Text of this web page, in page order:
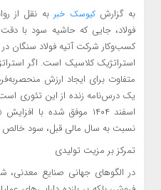
به گزارشکیوسک خبر به نقل از
فولاد، جایی که حاشیه سود با
استراتژیک کلاسیک است. اگر
متفاوت برای ایجاد ارزش
یک درس‌نامه زنده از این تئوری
نسبت به سال مالی قبل، سود خالص خود را ۲۳ درصد
تمرکز بر مزیت تولیدی
در الگوهای جهانی صنایع